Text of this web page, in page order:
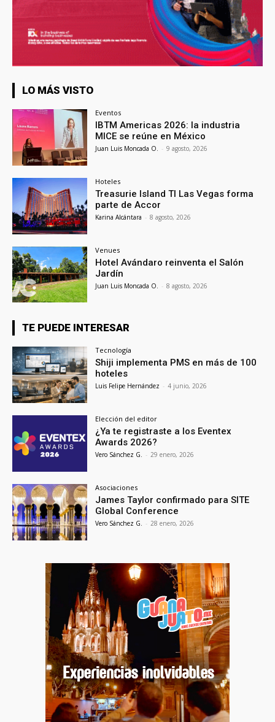
LO MÁS VISTO
Eventos
IBTM Americas 2026: la industria
MICE se reúne en México
Juan Luis Moncada O. - 9 agosto, 2026
Hoteles
Treasurie Island TI Las Vegas forma
parte de Accor
Karina Alcántara - 8 agosto, 2026
Venues
Hotel Avándaro reinventa el Salón
Jardín
Juan Luis Moncada O. - 8 agosto, 2026
TE PUEDE INTERESAR
Tecnología
Shiji implementa PMS en más de 100
hoteles
Luis Felipe Hernández - 4 junio, 2026
Elección del editor
¿Ya te registraste a los Eventex
Awards 2026?
Vero Sánchez G. - 29 enero, 2026
Asociaciones
James Taylor confirmado para SITE
Global Conference
Vero Sánchez G. - 28 enero, 2026